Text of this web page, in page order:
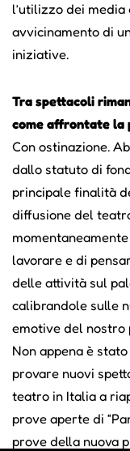
l’utilizzo dei media
avvicinamento di
iniziative.
Tra spettacoli
come affrontate la
Con ostinazione.
dallo statuto di
principale finalità
diffusione del
lavorare e di
delle attività sul
calibrandole sulle
emotive del nostro
Non appena è
provare nuovi
teatro in Italia a
prove aperte di
prove della nuova